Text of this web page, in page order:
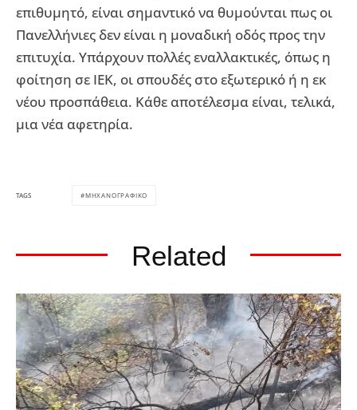
επιθυμητό, είναι σημαντικό να θυμούνται πως οι
Πανελλήνιες δεν είναι η μοναδική οδός προς την
επιτυχία. Υπάρχουν πολλές εναλλακτικές, όπως η
φοίτηση σε ΙΕΚ, οι σπουδές στο εξωτερικό ή η εκ
νέου προσπάθεια. Κάθε αποτέλεσμα είναι, τελικά,
μια νέα αφετηρία.
TAGS ΜΗΧΑΝΟΓΡΑΦΙΚΟ
Related